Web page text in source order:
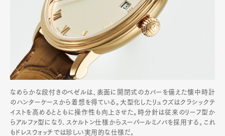
なめらかな段付きのベゼルは、表面に開閉式のカバーを備えた懐中時計
のハンターケースから着想を得ている。大型化したリュウズはクラシックテ
イストを高めるとともに操作性も向上させた。時分針は従来のリーフ型か
らアルファ型になり､スケルトン仕様からスーパールミノバを採用する｡これ
もドレスウォッチでは珍しい実用的な仕様だ｡